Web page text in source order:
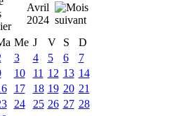
Avril
2024
Me J V S
D
3 4 5 6
7
10 11 12 13 14
17 18 19 20 21
24 25 26 27 28